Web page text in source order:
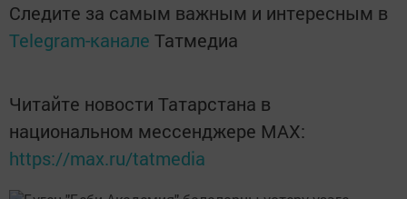
Следите за самым важным и интересным в
Telegram-канале Татмедиа
Читайте новости Татарстана в
национальном мессенджере MАХ:
https://max.ru/tatmedia